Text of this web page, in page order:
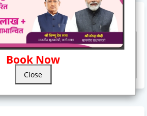
Book Now
Close
Responsive Advertisement